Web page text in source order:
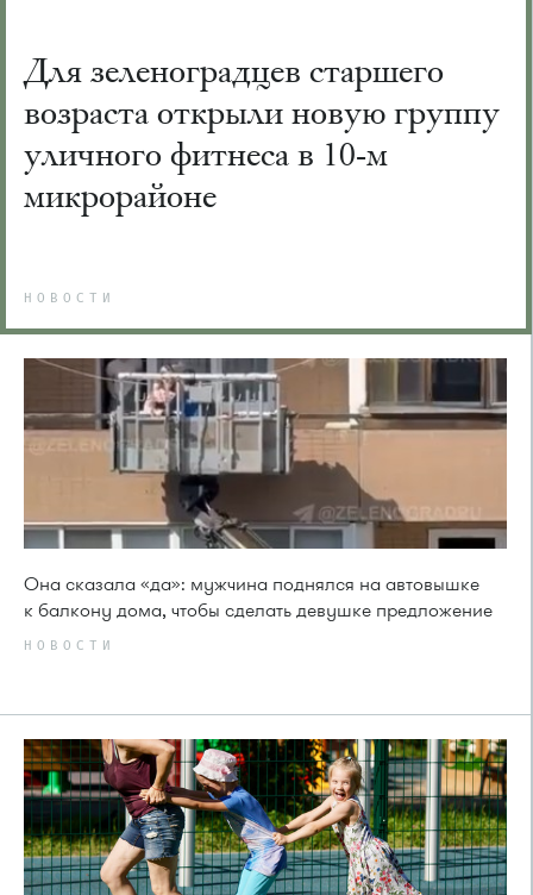
Для зеленоградцев старшего
возраста открыли новую группу
уличного фитнеса в 10-м
микрорайоне
НОВОСТИ
Она сказала «да»: мужчина поднялся на автовышке
к балкону дома, чтобы сделать девушке предложение
НОВОСТИ